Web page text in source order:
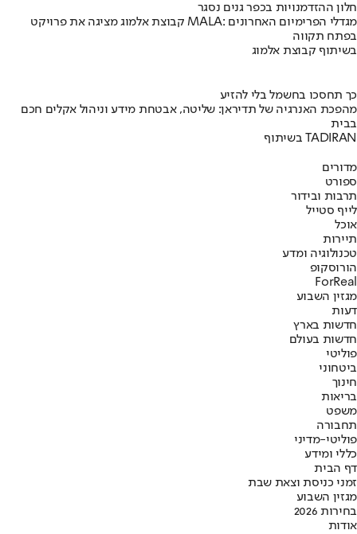
חלון ההזדמנויות בכפר גנים נסגר
קבוצת אלמוג מציגה את פרויקט MALA: מגדלי הפרימיום האחרונים
בפתח תקווה
בשיתוף קבוצת אלמוג
כך תחסכו בחשמל בלי להזיע
מהפכת האנרגיה של תדיראן: שליטה, אבטחת מידע וניהול אקלים חכם
בבית
בשיתוף TADIRAN
מדורים
ספורט
תרבות ובידור
לייף סטייל
אוכל
תיירות
טכנולוגיה ומדע
הורוסקופ
ForReal
מגזין השבוע
דעות
חדשות בארץ
חדשות בעולם
פוליטי
ביטחוני
חינוך
בריאות
משפט
תחבורה
פוליטי-מדיני
כללי ומידע
דף הבית
זמני כניסת וצאת שבת
מגזין השבוע
בחירות 2026
אודות